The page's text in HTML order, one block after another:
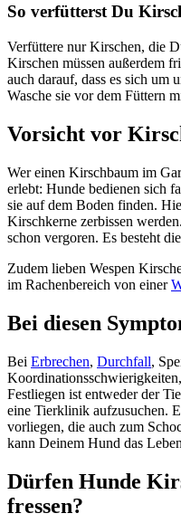
So verfütterst Du
Verfüttere nur Kirschen, die
Kirschen müssen außerdem
auch darauf, dass es sich um
Wasche sie vor dem Füttern
Vorsicht vor
Wer einen Kirschbaum im
erlebt: Hunde bedienen sich
sie auf dem Boden finden.
Kirschkerne zerbissen
schon vergoren. Es besteht
Zudem lieben Wespen
im Rachenbereich von einer
Bei diesen
Bei Erbrechen, Durchfall,
Koordinationsschwierigkeiten,
Festliegen ist entweder der
eine Tierklinik aufzusuchen.
vorliegen, die auch zum
kann Deinem Hund das
Dürfen Hunde
fressen?